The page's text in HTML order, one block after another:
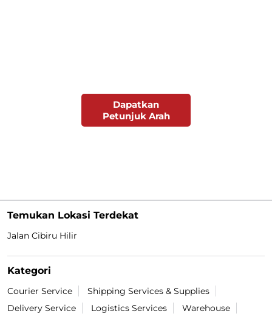
Dapatkan
Petunjuk Arah
Temukan Lokasi Terdekat
Jalan Cibiru Hilir
Kategori
Courier Service
Shipping Services & Supplies
Delivery Service
Logistics Services
Warehouse